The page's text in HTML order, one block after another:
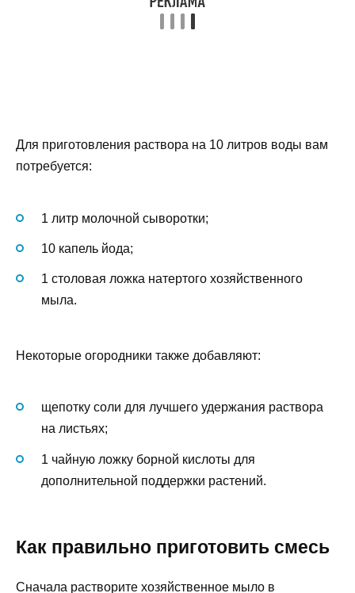
Для приготовления раствора на 10 литров воды вам
потребуется:
1 литр молочной сыворотки;
10 капель йода;
1 столовая ложка натертого хозяйственного
мыла.
Некоторые огородники также добавляют:
щепотку соли для лучшего удержания раствора
на листьях;
1 чайную ложку борной кислоты для
дополнительной поддержки растений.
Как правильно приготовить смесь
Сначала растворите хозяйственное мыло в